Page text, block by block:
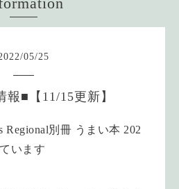
/05/25
報■【11/15更新】
別冊 うまい本 202
います